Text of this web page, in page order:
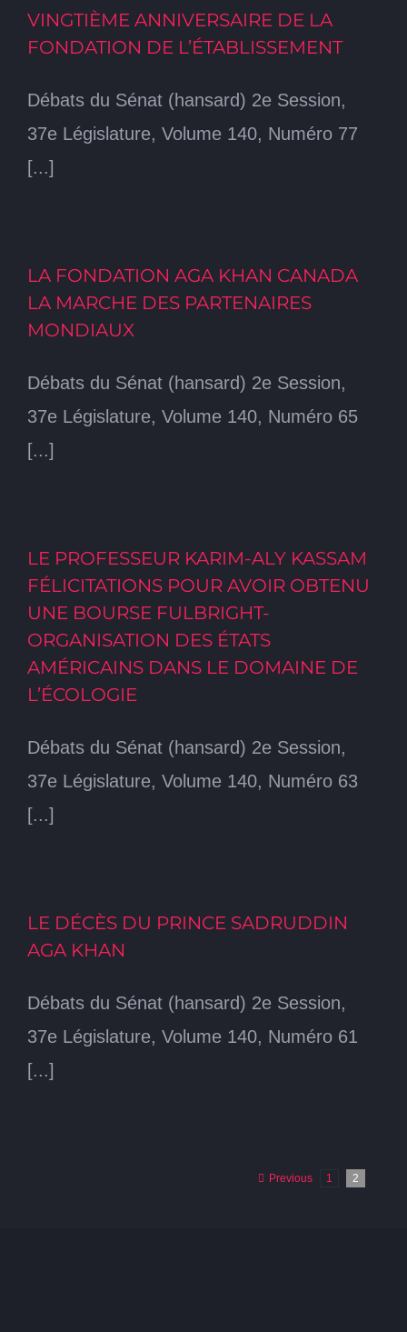
VINGTIÈME ANNIVERSAIRE DE LA
FONDATION DE L’ÉTABLISSEMENT
Débats du Sénat (hansard) 2e Session,
37e Législature, Volume 140, Numéro 77
[...]
LA FONDATION AGA KHAN CANADA
LA MARCHE DES PARTENAIRES
MONDIAUX
Débats du Sénat (hansard) 2e Session,
37e Législature, Volume 140, Numéro 65
[...]
LE PROFESSEUR KARIM-ALY KASSAM
FÉLICITATIONS POUR AVOIR OBTENU
UNE BOURSE FULBRIGHT-
ORGANISATION DES ÉTATS
AMÉRICAINS DANS LE DOMAINE DE
L’ÉCOLOGIE
Débats du Sénat (hansard) 2e Session,
37e Législature, Volume 140, Numéro 63
[...]
LE DÉCÈS DU PRINCE SADRUDDIN
AGA KHAN
Débats du Sénat (hansard) 2e Session,
37e Législature, Volume 140, Numéro 61
[...]
Previous 1 2